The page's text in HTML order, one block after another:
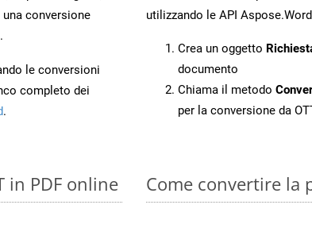
conversione
le conversioni
completo dei
.
utilizzando le API
Crea un oggetto
documento
Chiama il metodo
per la conversione da
in PDF online Come convertire la